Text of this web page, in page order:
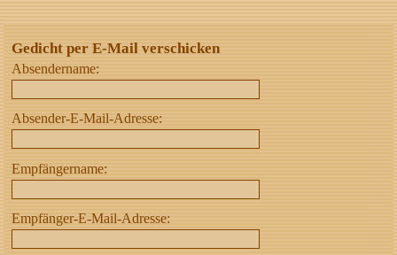
Gedicht per E-Mail verschicken
Absendername:
Absender-E-Mail-Adresse:
Empfängername:
Empfänger-E-Mail-Adresse: